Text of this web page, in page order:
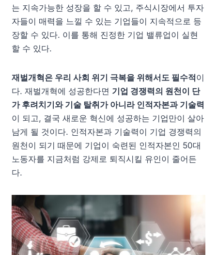
는 지속가능한 성장을 할 수 있고, 주식시장에서 투자
자들이 매력을 느낄 수 있는 기업들이 지속적으로 등
장할 수 있다. 이를 통해 진정한 기업 밸류업이 실현
할 수 있다.
재벌개혁은 우리 사회 위기 극복을 위해서도 필수적 이
다. 재벌개혁에 성공한다면 기업 경쟁력의 원천이 단
가 후려치기와 기술 탈취가 아니라 인적자본과 기술력
이 되고, 결국 새로운 혁신에 성공하는 기업만이 살아
남게 될 것이다. 인적자본과 기술력이 기업 경쟁력의
원천이 되기 때문에 기업이 숙련된 인적자본인 50대
노동자를 지금처럼 강제로 퇴직시킬 유인이 줄어든
다.